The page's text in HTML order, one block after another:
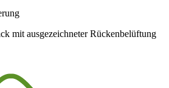
mit ausgezeichneter Rückenbelüftung